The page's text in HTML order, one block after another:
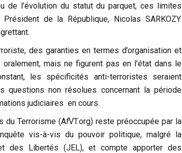
de l’évolution du statut du parquet, ces limites
de la République, Nicolas SARKOZY.
des garanties en termes d’organisation et
mais ne figurent pas en l’état dans le
les spécificités anti-terroristes seraient
questions non résolues concernant la période
judiciaires en cours.
du Terrorisme (AfVT.org) reste préoccupée par la
vis-à-vis du pouvoir politique, malgré la
des Libertés (JEL), et compte apporter des